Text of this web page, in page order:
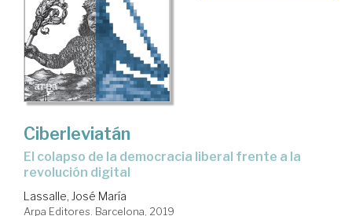
Ciberleviatán
el colapso de la democracia liberal frente a la
revolución digital
Lassalle, José María
Arpa Editores. Barcelona, 2019